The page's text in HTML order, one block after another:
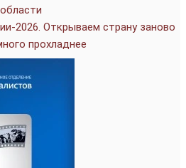
2026. Открываем страну заново
прохладнее